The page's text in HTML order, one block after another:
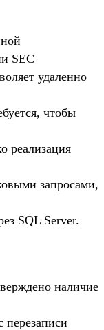
SEC
удаленно
чтобы
реализация
запросами,
SQL Server.
наличие
перезаписи